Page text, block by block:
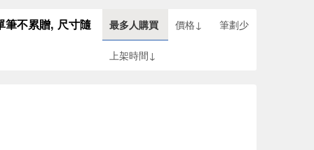
筆不累贈, 尺寸隨
最多人購買 價格↓ 筆劃少
上架時間↓